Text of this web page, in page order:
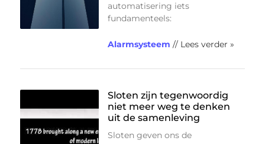
automatisering iets
fundamenteels:
Alarmsysteem // Lees verder »
Sloten zijn tegenwoordig
niet meer weg te denken
uit de samenleving
Sloten geven ons de